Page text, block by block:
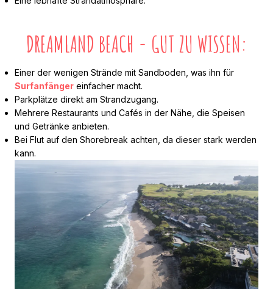
DREAMLAND BEACH - GUT ZU WISSEN:
Einer der wenigen Strände mit Sandboden, was ihn für
Surfanfänger einfacher macht.
Parkplätze direkt am Strandzugang.
Mehrere Restaurants und Cafés in der Nähe, die Speisen
und Getränke anbieten.
Bei Flut auf den Shorebreak achten, da dieser stark werden
kann.